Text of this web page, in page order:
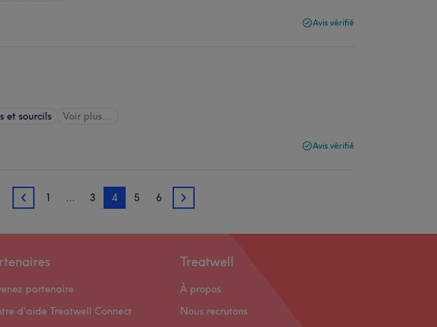
Avis vérifié
et sourcils Voir plus...
Avis vérifié
3 1 … 3 4 5 6 5
partenaire
d'aide Treatwell Connect
Treatwell
À propos
Nous recrutons